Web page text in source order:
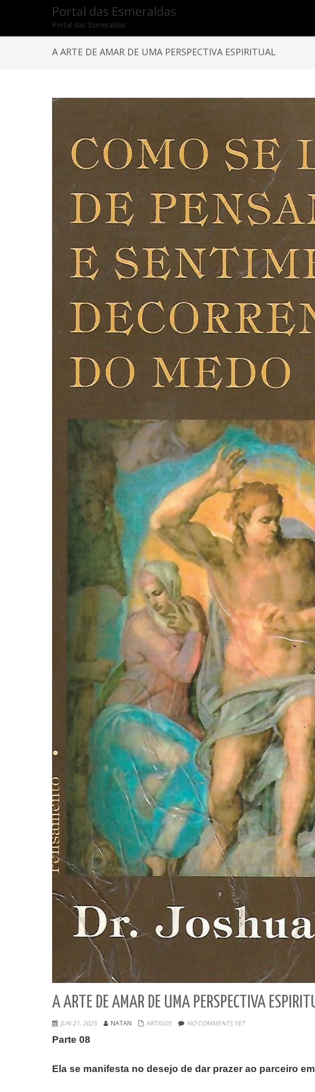
Portal das Esmeraldas
Portal das Esmeraldas
A ARTE DE AMAR DE UMA PERSPECTIVA ESPIRITUAL
A ARTE DE AMAR DE UMA PERSPECTIVA
JUN 21, 2025 NATAN ARTIGOS NO COMMENTS YET
Parte 08
Ela se manifesta no desejo de dar prazer ao parceiro